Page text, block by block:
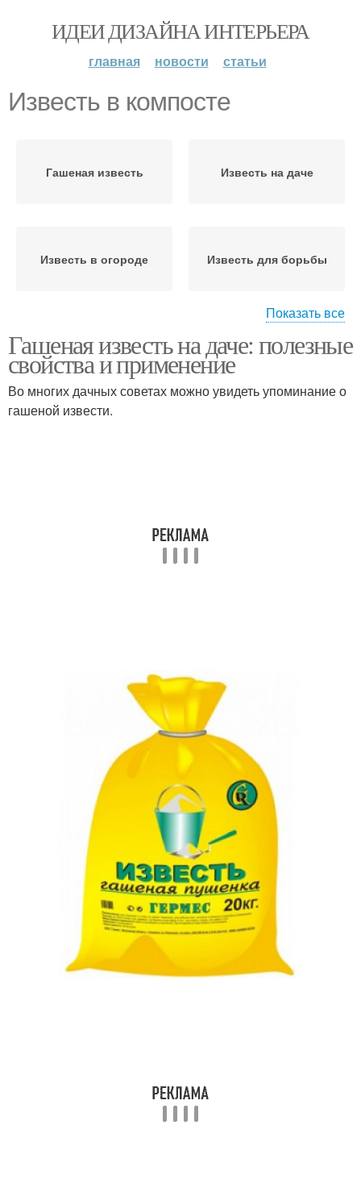
ИДЕИ ДИЗАЙНА ИНТЕРЬЕРА
главная новости статьи
Известь в компосте
Гашеная известь Известь на даче
Известь в огороде Известь для борьбы
Негашеная известь Известь в садоводстве
Показать все
Гашеная известь на даче: полезные
свойства и применение
Во многих дачных советах можно увидеть упоминание о
гашеной извести.